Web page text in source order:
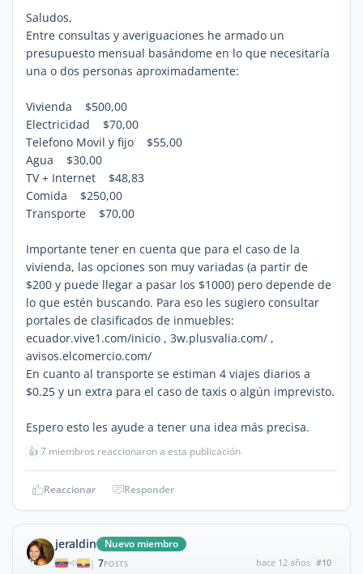
Saludos,
Entre consultas y averiguaciones he armado un
presupuesto mensual basándome en lo que necesitaría
una o dos personas aproximadamente:
Vivienda $500,00
Electricidad $70,00
Telefono Movil y fijo $55,00
Agua $30,00
TV + Internet $48,83
Comida $250,00
Transporte $70,00
Importante tener en cuenta que para el caso de la
vivienda, las opciones son muy variadas (a partir de
$200 y puede llegar a pasar los $1000) pero depende de
lo que estén buscando. Para eso les sugiero consultar
portales de clasificados de inmuebles:
ecuador.vive1.com/inicio , 3w.plusvalia.com/ ,
avisos.elcomercio.com/
En cuanto al transporte se estiman 4 viajes diarios a
$0.25 y un extra para el caso de taxis o algún imprevisto.
Espero esto les ayude a tener una idea más precisa.
👍7 miembros reaccionaron a esta publicación
Reaccionar Responder
jeraldin Nuevo miembro
| 7POSTS hace 12 años #10